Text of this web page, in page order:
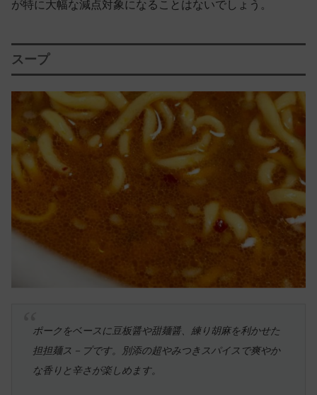
が特に大幅な減点対象になることはないでしょう。
スープ
ポークをベースに豆板醤や甜麺醤、練り胡麻を利かせた
担担麺ス－プです。別添の超やみつきスパイスで爽やか
な香りと辛さが楽しめます。